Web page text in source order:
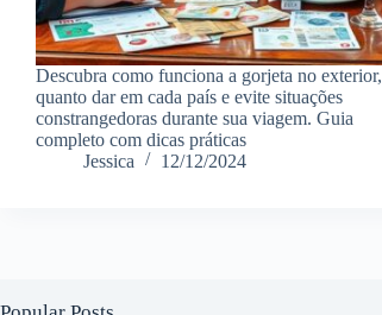
Descubra como funciona a gorjeta no exterior,
quanto dar em cada país e evite situações
constrangedoras durante sua viagem. Guia
completo com dicas práticas
Jessica
12/12/2024